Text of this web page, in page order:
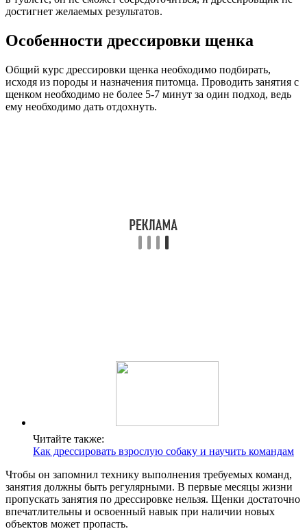
достигнет желаемых результатов.
Особенности дрессировки щенка
Общий курс дрессировки щенка необходимо подбирать,
исходя из породы и назначения питомца. Проводить занятия с
щенком необходимо не более 5-7 минут за один подход, ведь
ему необходимо дать отдохнуть.
Читайте также:
Как дрессировать взрослую собаку и научить командам
Чтобы он запомнил технику выполнения требуемых команд,
занятия должны быть регулярными. В первые месяцы жизни
пропускать занятия по дрессировке нельзя. Щенки достаточно
впечатлительны и освоенный навык при наличии новых
объектов может пропасть.